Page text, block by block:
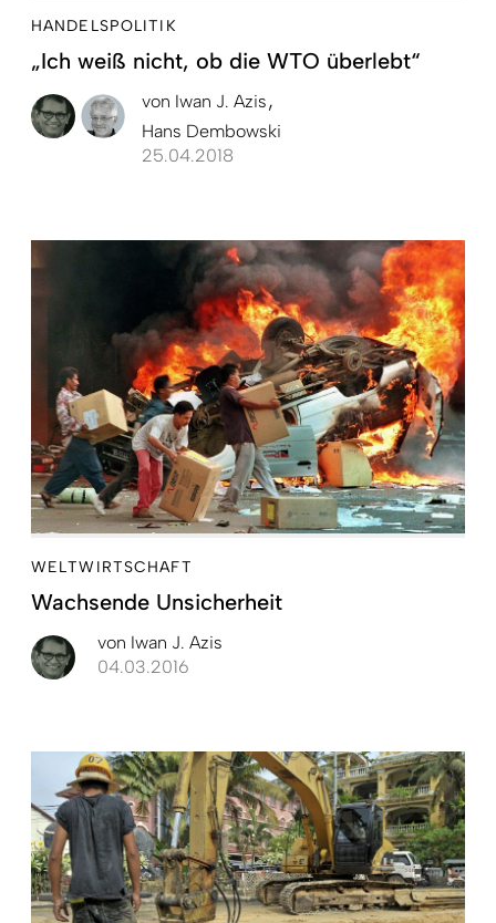
HANDELSPOLITIK
„Ich weiß nicht, ob die WTO überlebt“
von Iwan J. Azis
Hans Dembowski
25.04.2018
WELTWIRTSCHAFT
Wachsende Unsicherheit
von Iwan J. Azis
04.03.2016